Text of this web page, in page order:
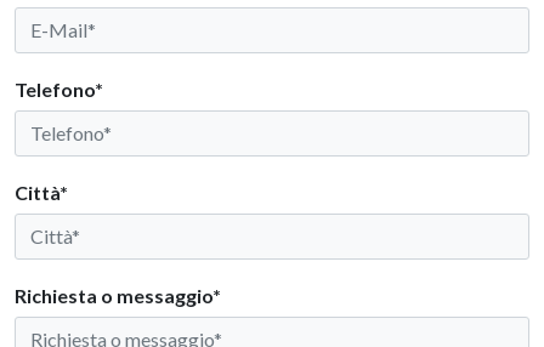
Telefono*
Città*
Richiesta o messaggio*